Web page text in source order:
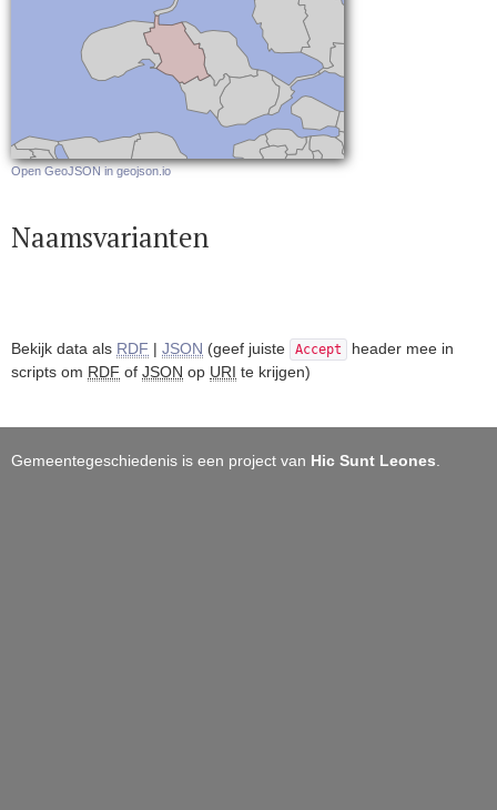
Open GeoJSON in geojson.io
Naamsvarianten
Bekijk data als RDF | JSON (geef juiste Accept
header mee in
scripts om RDF of JSON op URI te krijgen)
Gemeentegeschiedenis is een project van Hic Sunt Leones